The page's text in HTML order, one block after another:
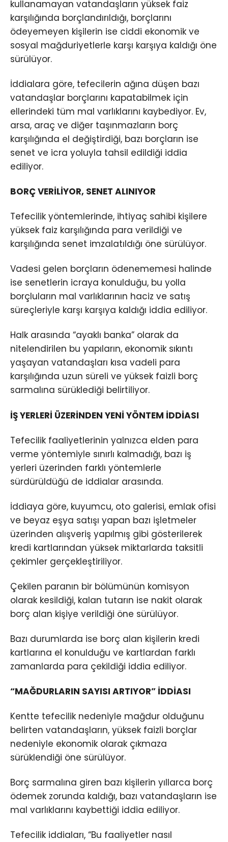
kullanamayan vatandaşların yüksek faiz
karşılığında borçlandırıldığı, borçlarını
ödeyemeyen kişilerin ise ciddi ekonomik ve
sosyal mağduriyetlerle karşı karşıya kaldığı öne
sürülüyor.
İddialara göre, tefecilerin ağına düşen bazı
vatandaşlar borçlarını kapatabilmek için
ellerindeki tüm mal varlıklarını kaybediyor. Ev,
arsa, araç ve diğer taşınmazların borç
karşılığında el değiştirdiği, bazı borçların ise
senet ve icra yoluyla tahsil edildiği iddia
ediliyor.
BORÇ VERİLİYOR, SENET ALINIYOR
Tefecilik yöntemlerinde, ihtiyaç sahibi kişilere
yüksek faiz karşılığında para verildiği ve
karşılığında senet imzalatıldığı öne sürülüyor.
Vadesi gelen borçların ödenememesi halinde
ise senetlerin icraya konulduğu, bu yolla
borçluların mal varlıklarının haciz ve satış
süreçleriyle karşı karşıya kaldığı iddia ediliyor.
Halk arasında “ayaklı banka” olarak da
nitelendirilen bu yapıların, ekonomik sıkıntı
yaşayan vatandaşları kısa vadeli para
karşılığında uzun süreli ve yüksek faizli borç
sarmalına sürüklediği belirtiliyor.
İŞ YERLERİ ÜZERİNDEN YENİ YÖNTEM İDDİASI
Tefecilik faaliyetlerinin yalnızca elden para
verme yöntemiyle sınırlı kalmadığı, bazı iş
yerleri üzerinden farklı yöntemlerle
sürdürüldüğü de iddialar arasında.
İddiaya göre, kuyumcu, oto galerisi, emlak ofisi
ve beyaz eşya satışı yapan bazı işletmeler
üzerinden alışveriş yapılmış gibi gösterilerek
kredi kartlarından yüksek miktarlarda taksitli
çekimler gerçekleştiriliyor.
Çekilen paranın bir bölümünün komisyon
olarak kesildiği, kalan tutarın ise nakit olarak
borç alan kişiye verildiği öne sürülüyor.
Bazı durumlarda ise borç alan kişilerin kredi
kartlarına el konulduğu ve kartlardan farklı
zamanlarda para çekildiği iddia ediliyor.
“MAĞDURLARIN SAYISI ARTIYOR” İDDİASI
Kentte tefecilik nedeniyle mağdur olduğunu
belirten vatandaşların, yüksek faizli borçlar
nedeniyle ekonomik olarak çıkmaza
sürüklendiği öne sürülüyor.
Borç sarmalına giren bazı kişilerin yıllarca borç
ödemek zorunda kaldığı, bazı vatandaşların ise
mal varlıklarını kaybettiği iddia ediliyor.
Tefecilik iddiaları, “Bu faaliyetler nasıl